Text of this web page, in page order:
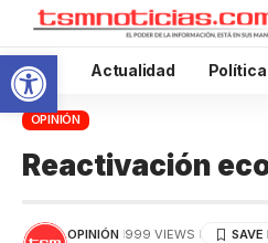
Abrir barra de herramientas
Inicio Actualidad Política
OPINIÓN
Reactivación
OPINIÓN 999 VIEWS